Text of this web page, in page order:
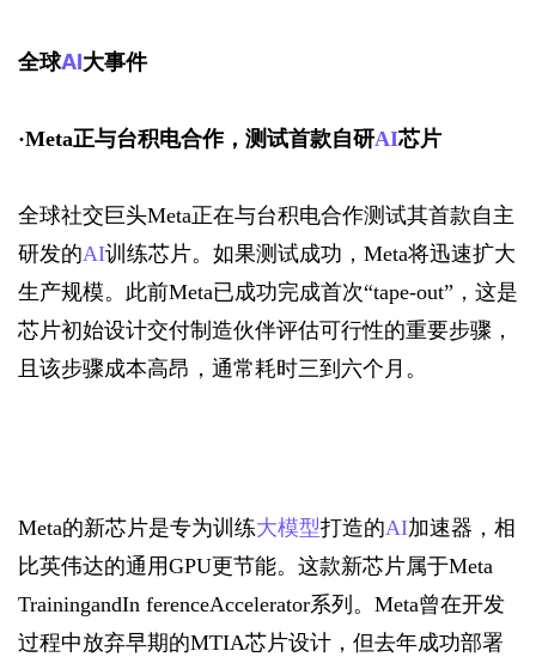
全球AI大事件
·Meta正与台积电合作，测试首款自研AI芯片
全球社交巨头Meta正在与台积电合作测试其首款自主
研发的AI训练芯片。如果测试成功，Meta将迅速扩大
生产规模。此前Meta已成功完成首次“tape-out”，这是
芯片初始设计交付制造伙伴评估可行性的重要步骤，
且该步骤成本高昂，通常耗时三到六个月。
Meta的新芯片是专为训练大模型打造的AI加速器，相
比英伟达的通用GPU更节能。这款新芯片属于Meta
TrainingandIn ferenceAccelerator系列。Meta曾在开发
过程中放弃早期的MTIA芯片设计，但去年成功部署